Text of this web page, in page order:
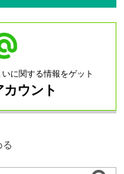
に関する情報をゲット
ウント
る